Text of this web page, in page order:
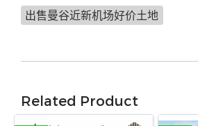
出售曼谷近新机场好价土地
Related Product